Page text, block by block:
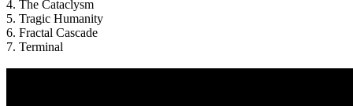
4. The Cataclysm
5. Tragic Humanity
6. Fractal Cascade
7. Terminal